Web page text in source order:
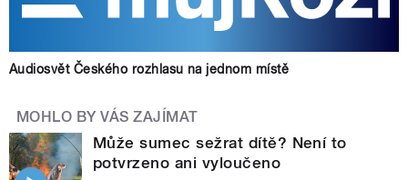
Audiosvět Českého rozhlasu na jednom místě
MOHLO BY VÁS ZAJÍMAT
Může sumec sežrat dítě? Není to
potvrzeno ani vyloučeno